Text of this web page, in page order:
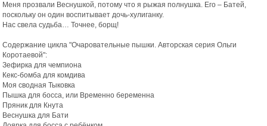
Меня прозвали Веснушкой, потому что я рыжая полнушка. Его – Батей,
поскольку он один воспитывает дочь-хулиганку.
Нас свела судьба… Точнее, борщ!
Содержание цикла "Очаровательные пышки. Авторская серия Ольги
Коротаевой":
Зефирка для чемпиона
Кекс-бомба для комдива
Моя сводная Тыковка
Пышка для босса, или Временно беременна
Пряник для Кнута
Веснушка для Бати